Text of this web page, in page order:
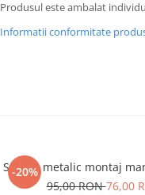
Produsul este ambalat
Informatii conformitate
-20%
Sablon metalic montaj
95,00 RON76,00